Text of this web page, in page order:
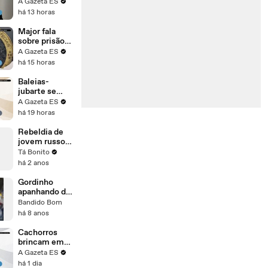
levar júri para
Dante
Michelin
há 13 horas
Major fala
sobre prisão
no ES do líder
do Comando
MG
A Gazeta ES
há 15 horas
Baleias-
jubarte se
aproximam e
cercam barco
esportiva no
ES
A Gazeta ES
há 19 horas
Rebeldia de
jovem russo
deixa-o preso
no elevador
Tá Bonito
há 2 anos
Gordinho
apanhando do
crime
Bandido Bom
há 8 anos
Cachorros
brincam em
bancos de
areia no Rio
A Gazeta ES
há 1 dia